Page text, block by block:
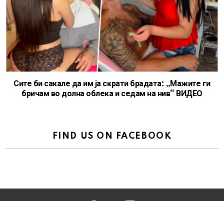
Сите би сакале да им ја скрати брадата: „Мажите ги
бричам во долна облека и седам на нив“ ВИДЕО
FIND US ON FACEBOOK